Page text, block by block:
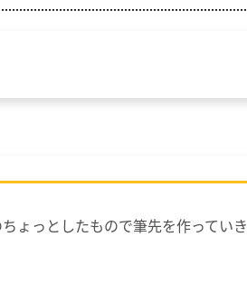
ょっとしたもので筆先を作っていき